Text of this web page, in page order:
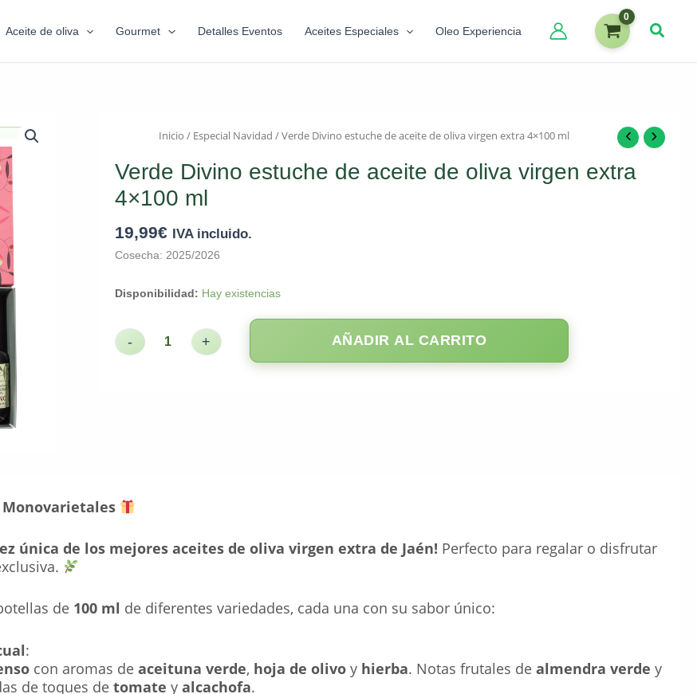
Aceite de oliva Gourmet Detalles Eventos Aceites Especiales Oleo Experiencia
Inicio / Especial Navidad / Verde Divino estuche de aceite de oliva virgen extra 4×100 ml
Verde Divino estuche de aceite de oliva virgen extra
4×100 ml
19,99€ IVA incluido.
Cosecha: 2025/2026
Disponibilidad: Hay existencias
- + AÑADIR AL CARRITO
Monovarietales
única de los mejores aceites de oliva virgen extra de Jaén! Perfecto para regalar o disfrutar
de 100 ml de diferentes variedades, cada una con su sabor único:
:
con aromas de aceituna verde, hoja de olivoy hierba. Notas frutales de almendra verde y
de toques de tomate y alcachofa.